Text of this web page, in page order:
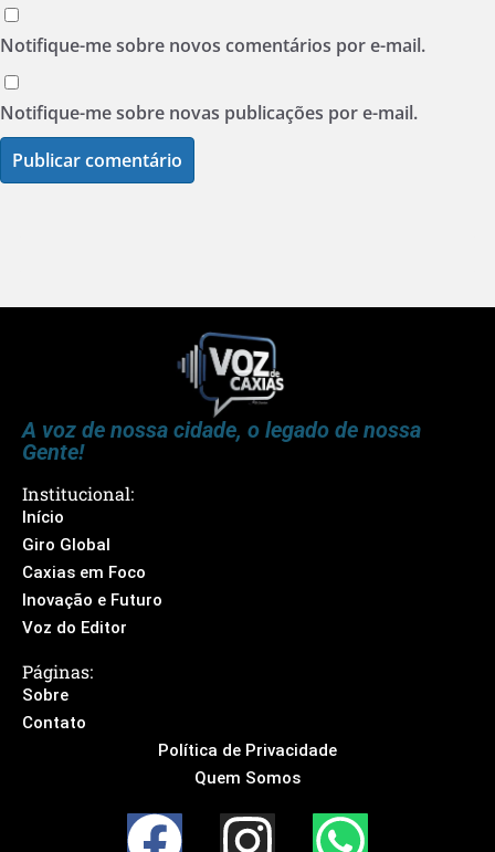
Notifique-me sobre novos comentários por e-mail.
Notifique-me sobre novas publicações por e-mail.
A voz de nossa cidade, o legado de nossa
Gente!
Institucional:
Início
Giro Global
Caxias em Foco
Inovação e Futuro
Voz do Editor
Páginas:
Sobre
Contato
Política de Privacidade
Quem Somos